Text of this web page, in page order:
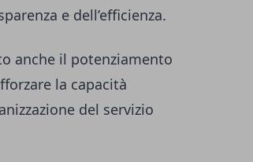
e dell’efficienza.
anche il potenziamento
la capacità
del servizio